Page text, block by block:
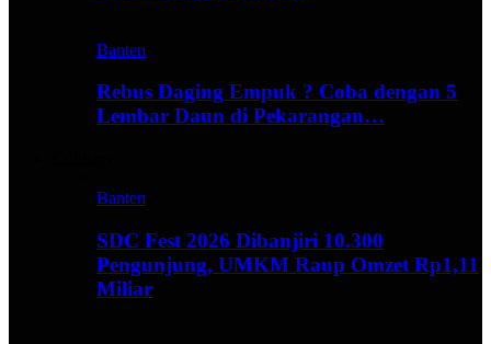
Banten
Rebus Daging Empuk ? Coba dengan 5
Lembar Daun di Pekarangan…
Banten
SDC Fest 2026 Dibanjiri 10.300
Pengunjung, UMKM Raup Omzet Rp1,11
Miliar